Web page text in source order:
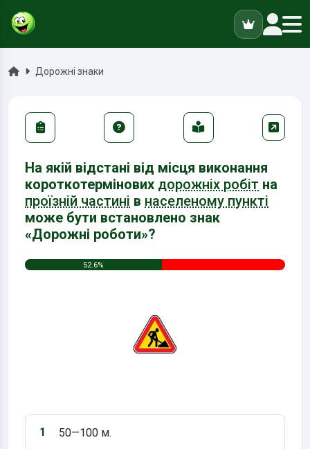
ГоловнаДорожні знаки
На якій відстані від місця виконання
короткотермінових дорожніх робіт на
проїзній частині в населеному пункті
може бути встановлено знак
«Дорожні роботи»?
52.6%
Варіант 1:
1 50—100 м.